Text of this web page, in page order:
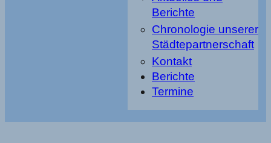
Berichte
Chronologie unserer
Städtepartnerschaft
Kontakt
Berichte
Termine